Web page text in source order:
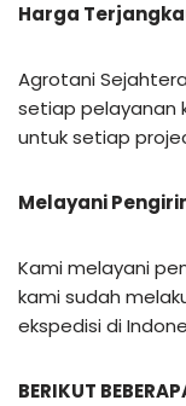
Harga
Agrotani
setiap pelayanan
untuk setiap
Melayani
Kami melayani
kami sudah
ekspedisi di
BERIKUT